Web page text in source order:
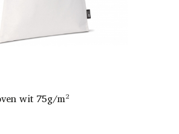
wit 75g/m²